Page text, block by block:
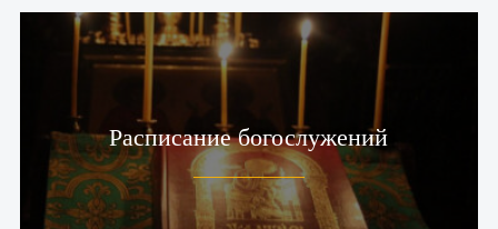
Расписание богослужений